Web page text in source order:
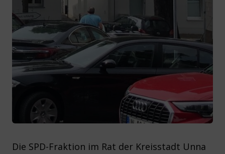
Die SPD-Fraktion im Rat der Kreisstadt Unna